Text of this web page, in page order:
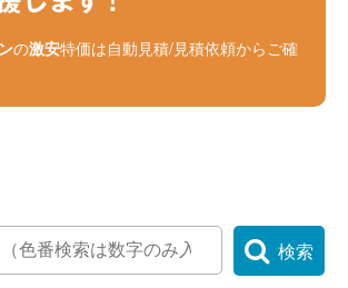
の激安特価は自動見積/見積依頼からご確
検索